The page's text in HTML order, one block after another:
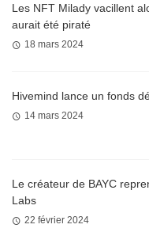
Les NFT Milady vacillent
aurait été piraté
18 mars 2024
Hivemind lance un fonds
14 mars 2024
Le créateur de BAYC
Labs
22 février 2024